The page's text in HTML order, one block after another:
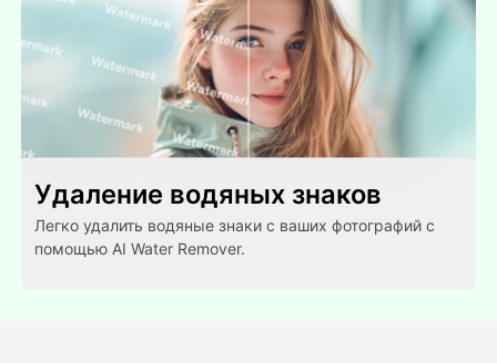
Удаление водяных знаков
Легко удалить водяные знаки с ваших фотографий с
помощью AI Water Remover.